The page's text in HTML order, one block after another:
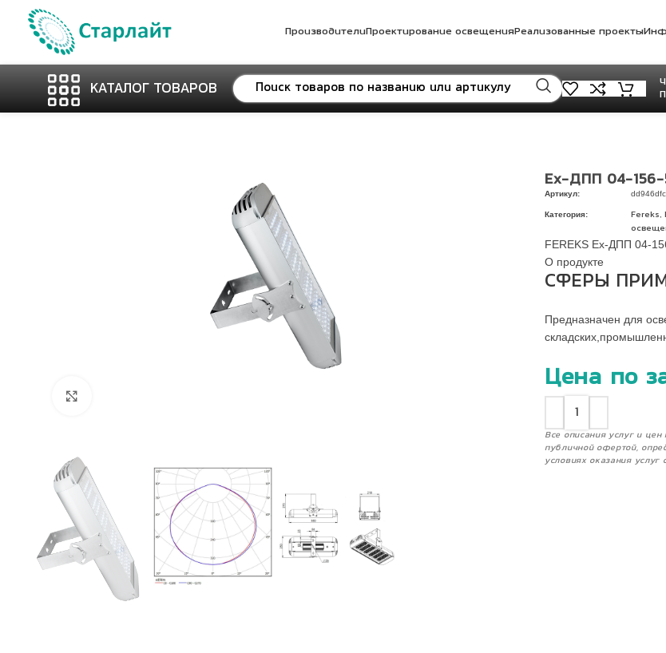
ПроизводителиПроектирование освещенияРеализованные проекты
КАТАЛОГ ТОВАРОВ
Ex-ДПП 04-
Артикул:
Категория: Fereks
FEREKS Ex-ДПП 04-
О продукте
СФЕРЫ
Предназначен для
Цена по
Все описания услуг и
публичной офертой,
условиях оказания